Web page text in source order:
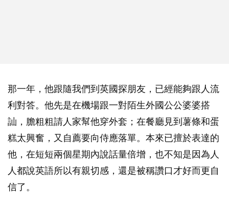
那一年，他跟隨我們到英國探朋友，已經能夠跟人流
利對答。他先是在機場跟一對陌生外國公公婆婆搭
訕，膽粗粗請人家幫他穿外套；在餐廳見到薯條和蛋
糕太興奮，又自薦要向侍應落單。本來已擅於表達的
他，在短短兩個星期內說話量倍增，也不知是因為人
人都說英語所以有親切感，還是被稱讚口才好而更自
信了。